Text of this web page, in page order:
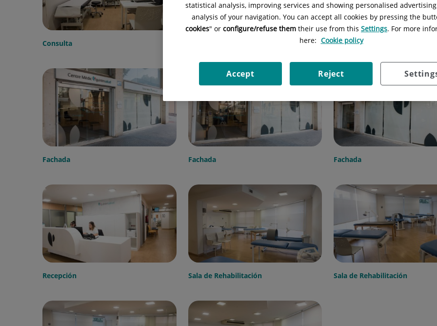
Consulta Entrada
Fachada Fachada Fachada
Recepción Sala de Rehabilitación Sala de Rehabilitación
statistical analysis, improving services and showing personalised
analysis of your navigation. You can accept all cookies by pressing the
cookies" or configure/refuse them their use from this Settings. For more
here: Cookie policy
Reject
Accept